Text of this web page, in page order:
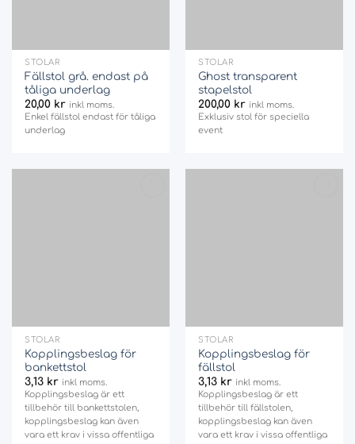
STOLAR
Fällstol grå. endast på
tåliga underlag
20,00 kr inkl moms.
Enkel fällstol endast för tåliga
underlag
STOLAR
Ghost transparent
stapelstol
200,00 kr inkl moms.
Exklusiv stol för speciella
event
STOLAR
Kopplingsbeslag för
bankettstol
3,13 kr inkl moms.
Kopplingsbeslag är ett
tillbehör till bankettstolen,
kopplingsbeslag kan även
vara ett krav i vissa offentliga
STOLAR
Kopplingsbeslag för
fällstol
3,13 kr inkl moms.
Kopplingsbeslag är ett
tillbehör till fällstolen,
kopplingsbeslag kan även
vara ett krav i vissa offentliga